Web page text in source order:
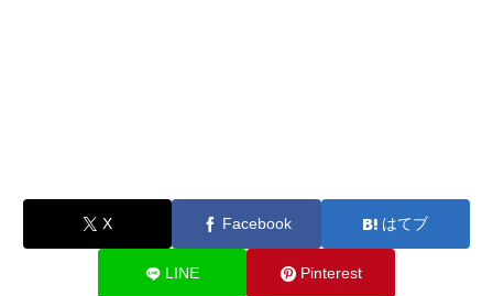
X Facebook はてブ
LINE Pinterest